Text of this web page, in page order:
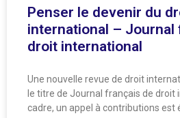
Penser le devenir du
international – Journal
droit international
Une nouvelle revue de droit
le titre de Journal français de droit
cadre, un appel à contributions est